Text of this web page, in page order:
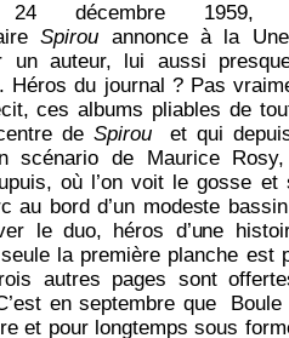
décembre 1959,
Spirou annonce à la
un auteur, lui aussi
Héros du journal ? Pas
ces albums pliables de
de Spirouet qui depuis
scénario de Maurice
où l’on voit le gosse
au bord d’un modeste
le duo, héros d’une
la première planche est
autres pages sont
en septembre que
et pour longtemps sous